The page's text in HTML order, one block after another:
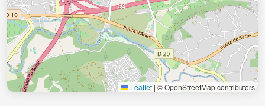
Leaflet |© OpenStreetMap contributors